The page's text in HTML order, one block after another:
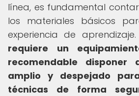
línea, es fundamental
los materiales básicos
experiencia de
requiere un
recomendable disponer
amplio y despejado
técnicas de forma